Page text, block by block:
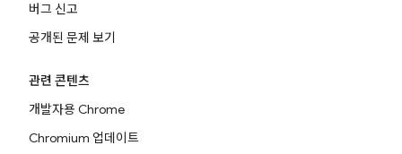
버그 신고
공개된 문제 보기
관련 콘텐츠
개발자용 Chrome
Chromium 업데이트